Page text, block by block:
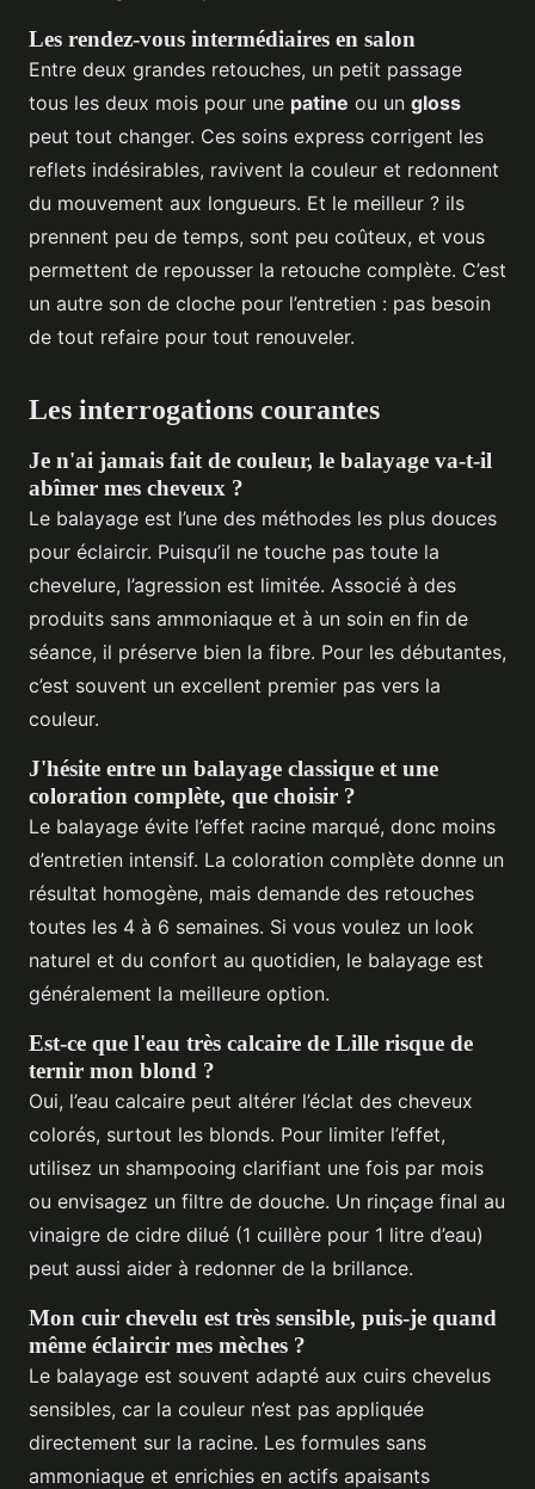
Les rendez-vous intermédiaires en salon
Entre deux grandes retouches, un petit passage
tous les deux mois pour une patine ou un gloss
peut tout changer. Ces soins express corrigent les
reflets indésirables, ravivent la couleur et redonnent
du mouvement aux longueurs. Et le meilleur ? ils
prennent peu de temps, sont peu coûteux, et vous
permettent de repousser la retouche complète. C’est
un autre son de cloche pour l’entretien : pas besoin
de tout refaire pour tout renouveler.
Les interrogations courantes
Je n'ai jamais fait de couleur, le balayage va-t-il
abîmer mes cheveux ?
Le balayage est l’une des méthodes les plus douces
pour éclaircir. Puisqu’il ne touche pas toute la
chevelure, l’agression est limitée. Associé à des
produits sans ammoniaque et à un soin en fin de
séance, il préserve bien la fibre. Pour les débutantes,
c’est souvent un excellent premier pas vers la
couleur.
J'hésite entre un balayage classique et une
coloration complète, que choisir ?
Le balayage évite l’effet racine marqué, donc moins
d’entretien intensif. La coloration complète donne un
résultat homogène, mais demande des retouches
toutes les 4 à 6 semaines. Si vous voulez un look
naturel et du confort au quotidien, le balayage est
généralement la meilleure option.
Est-ce que l'eau très calcaire de Lille risque de
ternir mon blond ?
Oui, l’eau calcaire peut altérer l’éclat des cheveux
colorés, surtout les blonds. Pour limiter l’effet,
utilisez un shampooing clarifiant une fois par mois
ou envisagez un filtre de douche. Un rinçage final au
vinaigre de cidre dilué (1 cuillère pour 1 litre d’eau)
peut aussi aider à redonner de la brillance.
Mon cuir chevelu est très sensible, puis-je quand
même éclaircir mes mèches ?
Le balayage est souvent adapté aux cuirs chevelus
sensibles, car la couleur n’est pas appliquée
directement sur la racine. Les formules sans
ammoniaque et enrichies en actifs apaisants